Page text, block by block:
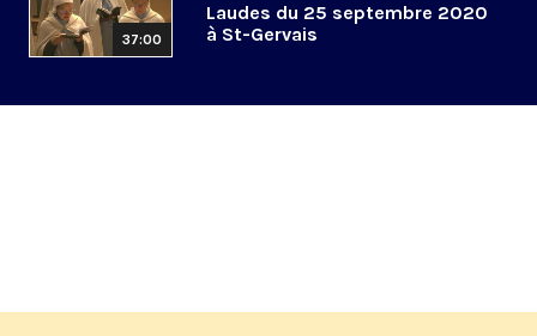
37:00
Laudes du 25 septembre 2020
à St-Gervais